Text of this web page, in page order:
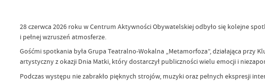
28 czerwca 2026 roku w Centrum Aktywności Obywatelskiej odbyło się kolejne
i pełnej wzruszeń atmosferze.
Gośćmi spotkania była Grupa Teatralno-Wokalna „Metamorfoza”, działająca
artystyczny z okazji Dnia Matki, który dostarczył publiczności wielu emocji i
Podczas występu nie zabrakło pięknych strojów, muzyki oraz pełnych ekspresji